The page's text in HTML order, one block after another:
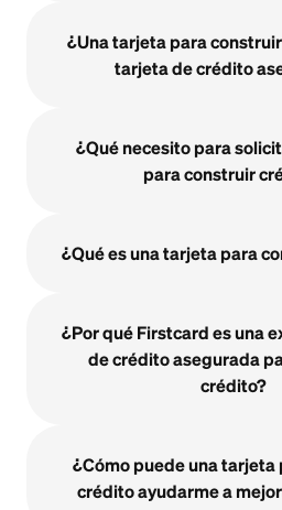
¿Una tarjeta para
tarjeta de crédito
¿Qué necesito para
para construir
¿Qué es una tarjeta para
¿Por qué Firstcard es una
de crédito asegurada
crédito?
¿Cómo puede una tarjeta
crédito ayudarme a